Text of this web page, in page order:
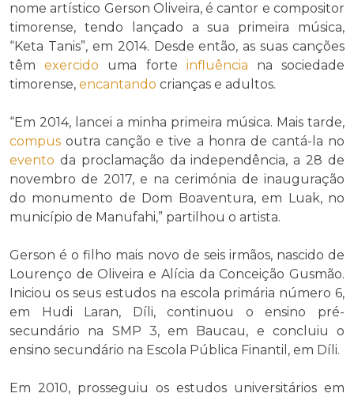
nome artístico Gerson Oliveira, é cantor e compositor
timorense, tendo lançado a sua primeira música,
“Keta Tanis”, em 2014. Desde então, as suas canções
têmexercido uma forte influência na sociedade
timorense, encantando crianças e adultos.
“Em 2014, lancei a minha primeira música. Mais tarde,
compus outra canção e tive a honra de cantá-la no
evento da proclamação da independência, a 28 de
novembro de 2017, e na cerimónia de inauguração
do monumento de Dom Boaventura, em Luak, no
município de Manufahi,” partilhou o artista.
Gerson é o filho mais novo de seis irmãos, nascido de
Lourenço de Oliveira e Alícia da Conceição Gusmão.
Iniciou os seus estudos na escola primária número 6,
em Hudi Laran, Díli, continuou o ensino pré-
secundário na SMP 3, em Baucau, e concluiu o
ensino secundário na Escola Pública Finantil, em Díli.
Em 2010, prosseguiu os estudos universitários em